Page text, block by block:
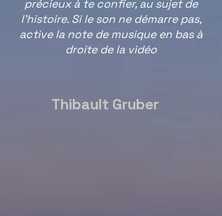
précieux à te confier, au sujet de
l'histoire. Si le son ne démarre pas,
active la note de musique en bas à
droite de la vidéo
Thibault Gruber